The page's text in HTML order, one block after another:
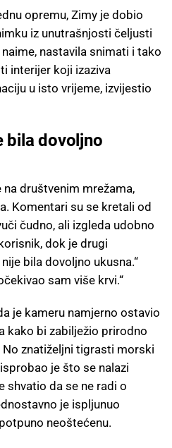
opremu, Zimy je dobio
iz unutrašnjosti čeljusti
nastavila snimati i tako
interijer koji izaziva
u isto vrijeme, izvijestio
bila dovoljno
društvenim mrežama,
Komentari su se kretali od
čudno, ali izgleda udobno
dok je drugi
bila dovoljno ukusna.“
sam više krvi.“
je kameru namjerno ostavio
kako bi zabilježio prirodno
znatiželjni tigrasti morski
je što se nalazi
shvatio da se ne radi o
je ispljunuo
neoštećenu.